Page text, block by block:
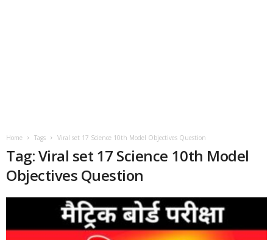
Home Tags Viral set 17 Science 10th Model Objectives Question
Tag: Viral set 17 Science 10th Model
Objectives Question